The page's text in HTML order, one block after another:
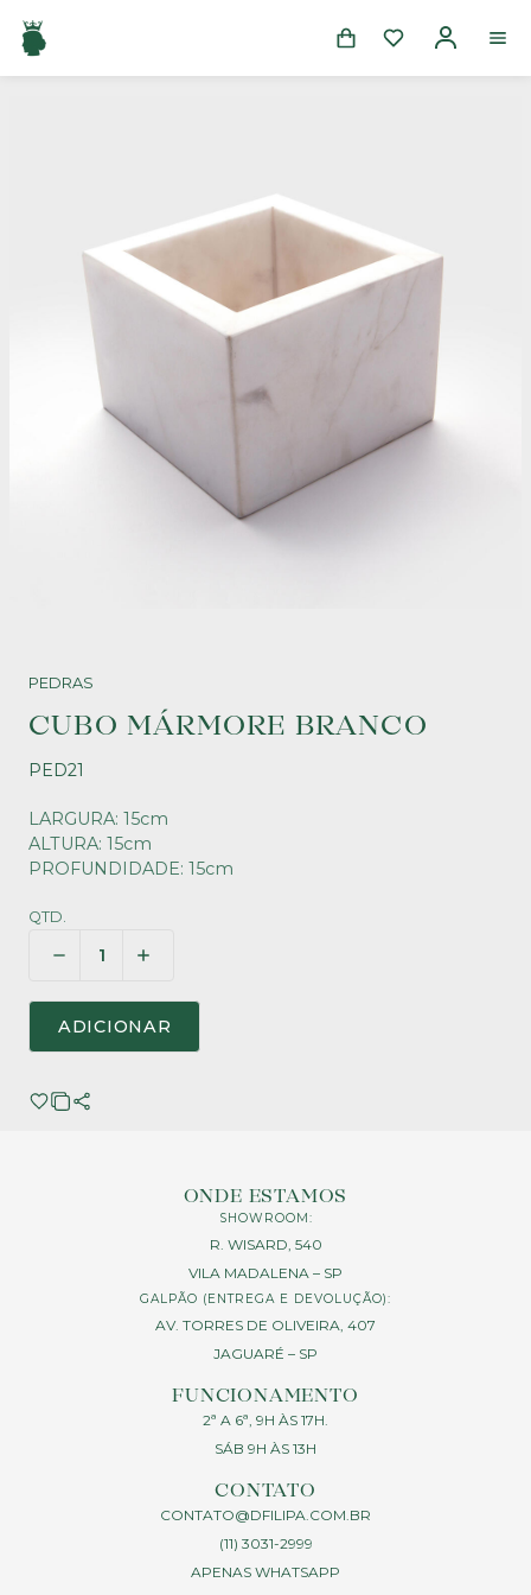
PEDRAS
CUBO MÁRMORE BRANCO
PED21
LARGURA: 15cm
ALTURA: 15cm
PROFUNDIDADE: 15cm
QTD.
ADICIONAR
ONDE ESTAMOS
SHOWROOM:
R. WISARD, 540
VILA MADALENA – SP
GALPÃO (ENTREGA E DEVOLUÇÃO):
AV. TORRES DE OLIVEIRA, 407
JAGUARÉ – SP
FUNCIONAMENTO
2ª A 6ª, 9H ÀS 17H.
SÁB 9H ÀS 13H
CONTATO
CONTATO@DFILIPA.COM.BR
(11) 3031-2999
APENAS WHATSAPP